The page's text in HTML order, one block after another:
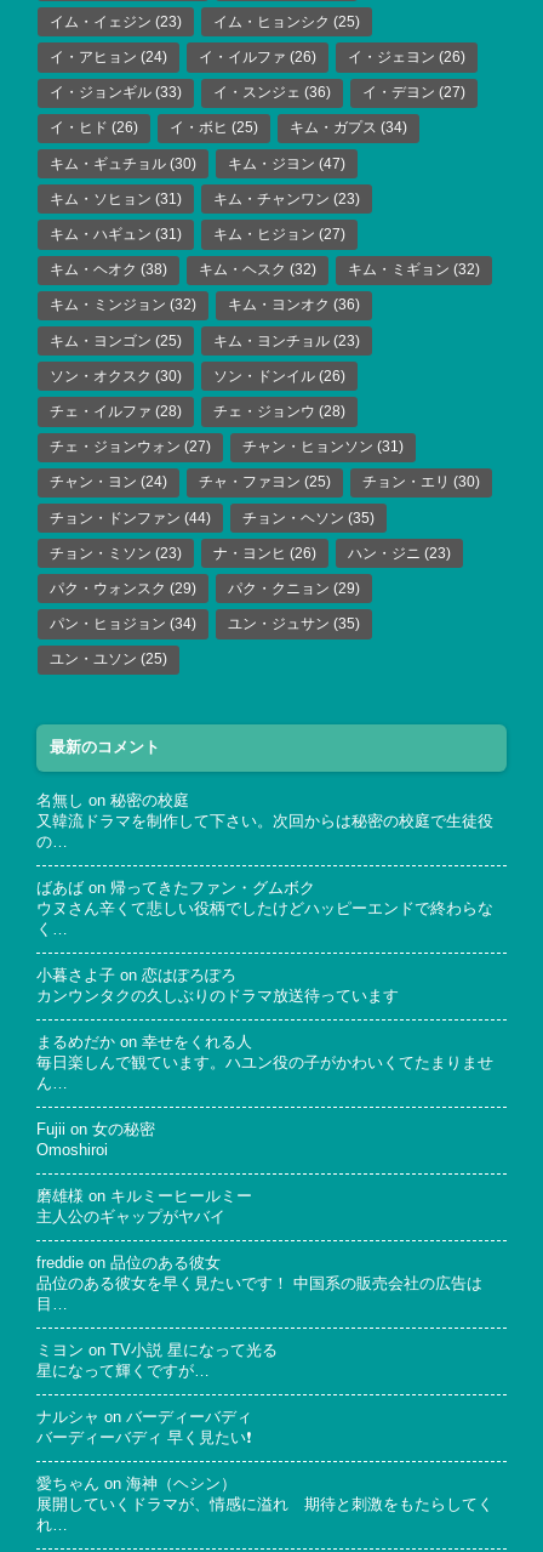
イム・イェジン (23) イム・ヒョンシク (25)
イ・アヒョン (24) イ・イルファ (26) イ・ジェヨン (26)
イ・ジョンギル (33) イ・スンジェ (36) イ・デヨン (27)
イ・ヒド (26) イ・ボヒ (25) キム・ガプス (34)
キム・ギュチョル (30) キム・ジヨン (47)
キム・ソヒョン (31) キム・チャンワン (23)
キム・ハギュン (31) キム・ヒジョン (27)
キム・ヘオク (38) キム・ヘスク (32) キム・ミギョン (32)
キム・ミンジョン (32) キム・ヨンオク (36)
キム・ヨンゴン (25) キム・ヨンチョル (23)
ソン・オクスク (30) ソン・ドンイル (26)
チェ・イルファ (28) チェ・ジョンウ (28)
チェ・ジョンウォン (27) チャン・ヒョンソン (31)
チャン・ヨン (24) チャ・ファヨン (25) チョン・エリ (30)
チョン・ドンファン (44) チョン・ヘソン (35)
チョン・ミソン (23) ナ・ヨンヒ (26) ハン・ジニ (23)
パク・ウォンスク (29) パク・クニョン (29)
パン・ヒョジョン (34) ユン・ジュサン (35)
ユン・ユソン (25)
最新のコメント
名無し on 秘密の校庭
又韓流ドラマを制作して下さい。次回からは秘密の校庭で生徒役
の…
ばあば on 帰ってきたファン・グムボク
ウヌさん辛くて悲しい役柄でしたけどハッピーエンドで終わらな
く…
小暮さよ子 on 恋はぽろぽろ
カンウンタクの久しぶりのドラマ放送待っています
まるめだか on 幸せをくれる人
毎日楽しんで観ています。ハユン役の子がかわいくてたまりませ
ん…
Fujii on 女の秘密
Omoshiroi
磨雄様 on キルミーヒールミー
主人公のギャップがヤバイ
freddie on 品位のある彼女
品位のある彼女を早く見たいです！ 中国系の販売会社の広告は
目…
ミヨン on
TV小説 星になって光る
星になって輝くですが…
ナルシャ on バーディーバディ
バーディーバディ 早く見たい❗
愛ちゃん on 海神（ヘシン）
展開していくドラマが、情感に溢れ 期待と刺激をもたらしてく
れ…